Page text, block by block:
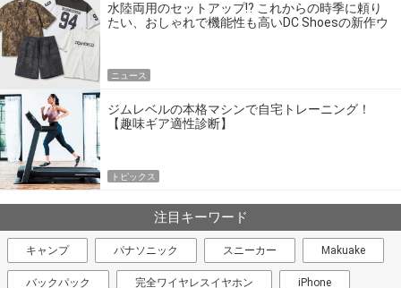
水陸両用のセットアップ!? これからの時季に頼り
たい、おしゃれで機能性も高いDC Shoesの新作ウ
ニュース
ジムレベルの本格マシンで自宅トレーニング！
【趣味ギア適性診断】
トピックス
注目キーワード
キャンプ パナソニック スニーカー Makuake
バックパック 完全ワイヤレスイヤホン iPhone